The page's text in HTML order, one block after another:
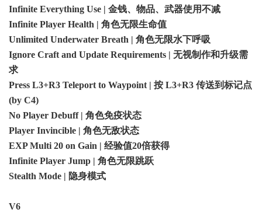
Infinite Everything Use | 金钱、物品、武器使用不减
Infinite Player Health | 角色无限生命值
Unlimited Underwater Breath | 角色无限水下呼吸
Ignore Craft and Update Requirements | 无视制作和升级需
求
Press L3+R3 Teleport to Waypoint | 按 L3+R3 传送到标记点
(by C4)
No Player Debuff | 角色免疫状态
Player Invincible | 角色无敌状态
EXP Multi 20 on Gain | 经验值20倍获得
Infinite Player Jump | 角色无限跳跃
Stealth Mode | 隐身模式
V6